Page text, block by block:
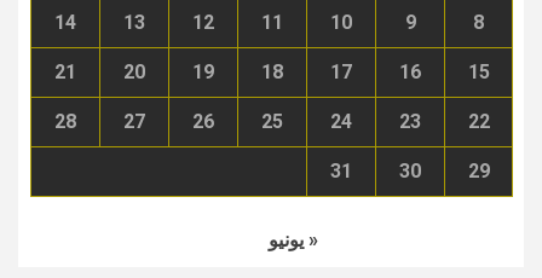
8
9
10
11
12
13
14
15
16
17
18
19
20
21
22
23
24
25
26
27
28
29
30
31
« يونيو